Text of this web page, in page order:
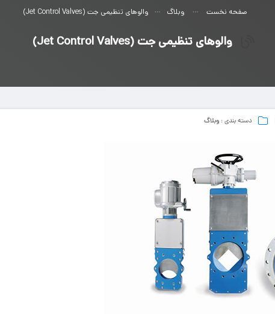
صفحه نخست وبلاگ والوهای تنظیمی جت (Jet Control Valves)
والوهای تنظیمی جت (Jet Control Valves)
دسته بندی : وبلاگ